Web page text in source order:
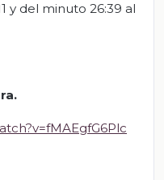
y del minuto 26:39 al